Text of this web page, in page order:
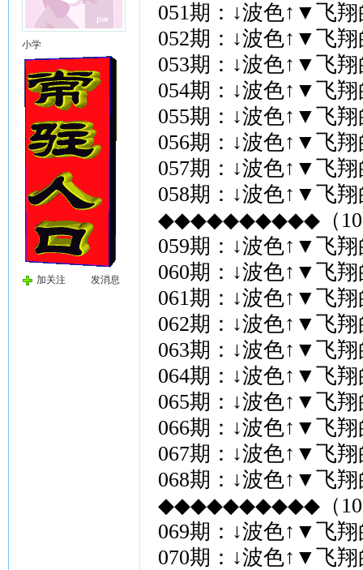
小学
加关注 发消息
051期：↓波色↑▼飞
052期：↓波色↑▼飞
053期：↓波色↑▼飞
054期：↓波色↑▼飞
055期：↓波色↑▼飞
056期：↓波色↑▼飞
057期：↓波色↑▼飞
058期：↓波色↑▼飞
◆◆◆◆◆◆◆◆◆◆（
059期：↓波色↑▼飞
060期：↓波色↑▼飞
061期：↓波色↑▼飞
062期：↓波色↑▼飞
063期：↓波色↑▼飞
064期：↓波色↑▼飞
065期：↓波色↑▼飞
066期：↓波色↑▼飞
067期：↓波色↑▼飞
068期：↓波色↑▼飞
◆◆◆◆◆◆◆◆◆◆（
069期：↓波色↑▼飞
070期：↓波色↑▼飞